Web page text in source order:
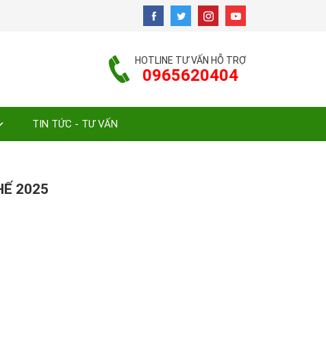
HOTLINE TƯ VẤN HỖ TRỢ
0965620404
TIN TỨC - TƯ VẤN
2025